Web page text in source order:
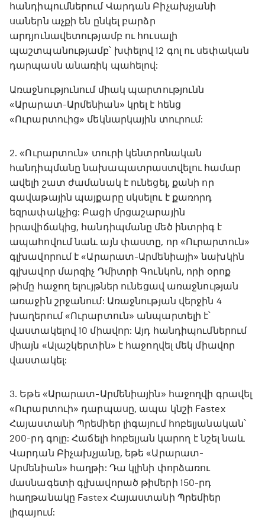
հանդիպումներում Վարդան Բիչախչյանի
սաներն աչքի են ընկել բարձր
արդյունավետությամբ ու հուսալի
պաշտպանությամբ՝ խփելով 12 գոլ ու սեփական
դարպասն անառիկ պահելով:
Առաջնությունում միակ պարտությունն
«Արարատ-Արմենիան» կրել է հենց
«Ուրարտուից» մեկնարկային տուրում:
2. «Ուրարտուն» տուրի կենտրոնական
հանդիպմանը նախապատրաստվելու համար
ավելի շատ ժամանակ է ունեցել, քանի որ
գավաթային պայքարը սկսելու է քառորդ
եզրափակչից: Բացի մրցաշարային
իրավիճակից, հանդիպմանը մեծ ինտրիգ է
ապահովում նաև այն փաստը, որ «Ուրարտուն»
գլխավորում է «Արարատ-Արմենիայի» նախկին
գլխավոր մարզիչ Դմիտրի Գունկոն, որի օրոք
թիմը հաջող ելույթներ ունեցավ առաջնության
առաջին շրջանում: Առաջնության վերջին 4
խաղերում «Ուրարտուն» անպարտելի է՝
վաստակելով 10 միավոր: Այդ հանդիպումներում
միայն «Ալաշկերտին» է հաջողվել մեկ միավոր
վաստակել:
3. Եթե «Արարատ-Արմենիային» հաջողվի գրավել
«Ուրարտուի» դարպասը, ապա կնշի Fastex
Հայաստանի Պրեմիեր լիգայում հոբելյանական՝
200-րդ գոլը: Հաճելի հոբելյան կարող է նշել նաև
Վարդան Բիչախչյանը, եթե «Արարատ-
Արմենիան» հաղթի: Դա կլինի փորձառու
մասնագետի գլխավորած թիմերի 150-րդ
հաղթանակը Fastex Հայաստանի Պրեմիեր
լիգայում: